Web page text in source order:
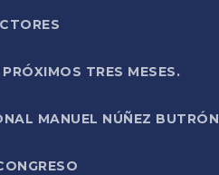
TRES MESES.
MANUEL NÚÑEZ BUTRÓN